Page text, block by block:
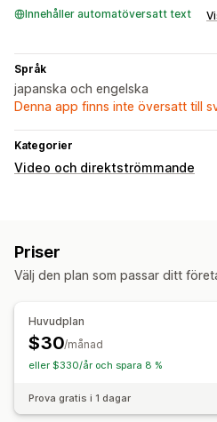
Innehåller automatöversatt text
Språk
japanska och engelska
Denna app finns inte översatt till
Kategorier
Video och direktströmmande
Priser
Välj den plan som passar ditt
Huvudplan
$30/månad
eller $330/år och spara 8 %
Prova gratis i 1 dagar